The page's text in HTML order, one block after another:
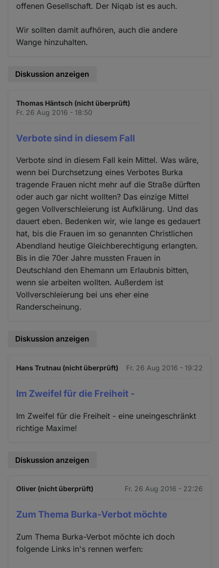
offenen Gesellschaft. Der Niqab ist es auch.
Wir sollten damit aufhören, auch die andere
Wange hinzuhalten.
Diskussion anzeigen
Thomas Häntsch (nicht überprüft)
Fr. 26 Aug 2016 - 18:50
Verbote sind in diesem Fall
Verbote sind in diesem Fall kein Mittel. Was wäre,
wenn bei Durchsetzung eines Verbotes Burka
tragende Frauen nicht mehr auf die Straße dürften
oder auch gar nicht wollten? Das einzige Mittel
gegen Vollverschleierung ist Aufklärung. Und das
dauert eben. Bedenken wir, wie lange es gedauert
hat, bis die Frauen im so genannten Christlichen
Abendland heutige Gleichberechtigung erlangten.
Bis in die 70er Jahre mussten Frauen in
Deutschland den Ehemann um Erlaubnis bitten,
wenn sie arbeiten wollten. Außerdem ist
Vollverschleierung bei uns eher eine
Randerscheinung.
Diskussion anzeigen
Hans Trutnau (nicht überprüft) Fr. 26 Aug 2016 - 19:22
Im Zweifel für die Freiheit -
Im Zweifel für die Freiheit - eine uneingeschränkt
richtige Maxime!
Diskussion anzeigen
Oliver (nicht überprüft) Fr. 26 Aug 2016 - 22:26
Zum Thema Burka-Verbot möchte
Zum Thema Burka-Verbot möchte ich doch
folgende Links in's rennen werfen: